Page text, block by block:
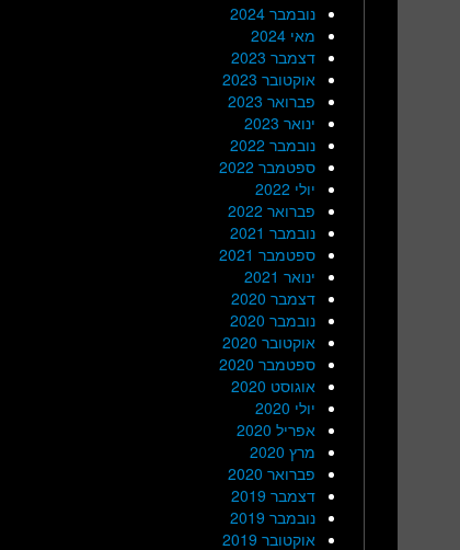
נובמבר 2024
מאי 2024
דצמבר 2023
אוקטובר 2023
פברואר 2023
ינואר 2023
נובמבר 2022
ספטמבר 2022
יולי 2022
פברואר 2022
נובמבר 2021
ספטמבר 2021
ינואר 2021
דצמבר 2020
נובמבר 2020
אוקטובר 2020
ספטמבר 2020
אוגוסט 2020
יולי 2020
אפריל 2020
מרץ 2020
פברואר 2020
דצמבר 2019
נובמבר 2019
אוקטובר 2019